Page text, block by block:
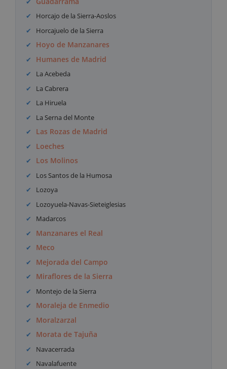
Horcajo de la Sierra-Aoslos
Horcajuelo de la Sierra
Hoyo de Manzanares
Humanes de Madrid
La Acebeda
La Cabrera
La Hiruela
La Serna del Monte
Las Rozas de Madrid
Loeches
Los Molinos
Los Santos de la Humosa
Lozoya
Lozoyuela-Navas-Sieteiglesias
Madarcos
Manzanares el Real
Meco
Mejorada del Campo
Miraflores de la Sierra
Montejo de la Sierra
Moraleja de Enmedio
Moralzarzal
Morata de Tajuña
Navacerrada
Navalafuente